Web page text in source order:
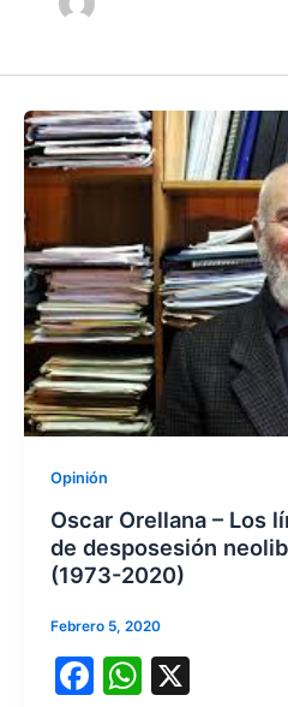
Opinión
Oscar Orellana – Los
de desposesión
(1973-2020)
Febrero 5, 2020
F W X